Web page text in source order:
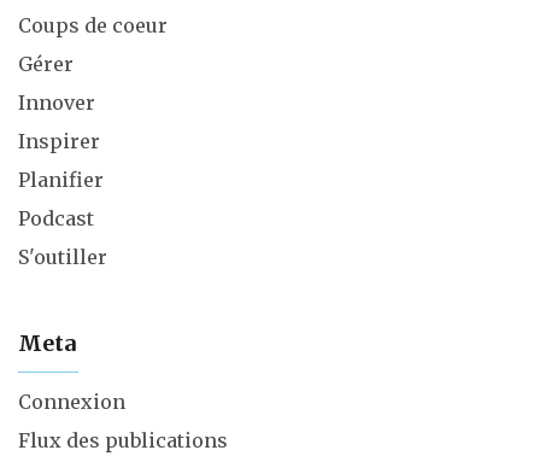
Coups de coeur
Gérer
Innover
Inspirer
Planifier
Podcast
S'outiller
Meta
Connexion
Flux des publications